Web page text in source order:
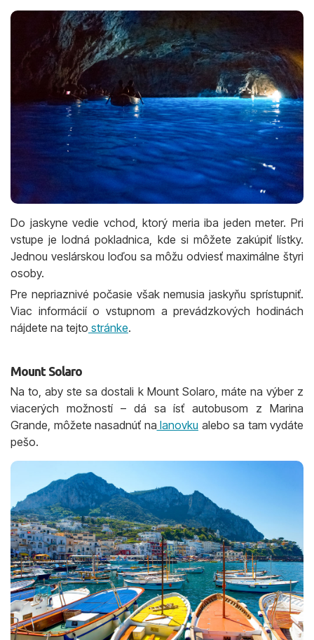
Do jaskyne vedie vchod, ktorý meria iba jeden meter. Pri
vstupe je lodná pokladnica, kde si môžete zakúpiť lístky.
Jednou veslárskou loďou sa môžu odviesť maximálne štyri
osoby.
Pre nepriaznivé počasie však nemusia jaskyňu sprístupniť.
Viac informácií o vstupnom a prevádzkových hodinách
nájdete na tejto stránke.
Mount Solaro
Na to, aby ste sa dostali k Mount Solaro, máte na výber z
viacerých možností – dá sa ísť autobusom z Marina
Grande, môžete nasadnúť na lanovku alebo sa tam vydáte
pešo.